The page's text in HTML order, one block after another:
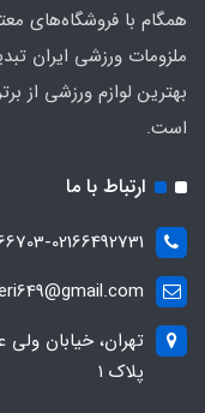
همگام با فروشگاه‌های
ملزومات ورزشی ایران
بهترین لوازم ورزشی از
است.
ارتباط با ما
02166492731
تهران، خیابان
پلاک ۱